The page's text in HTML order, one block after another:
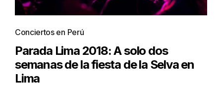
Conciertos en Perú
Parada Lima 2018: A solo dos
semanas de la fiesta de la Selva en
Lima